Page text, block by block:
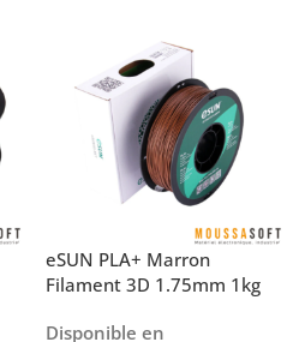
eSUN PLA+ Marron
Filament 3D 1.75mm 1kg
Disponible en